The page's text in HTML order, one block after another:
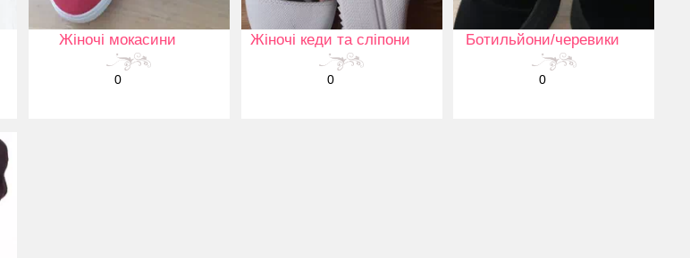
Жіночі мокасини
0
Жіночі кеди та сліпони
0
Ботильйони/черевики
0